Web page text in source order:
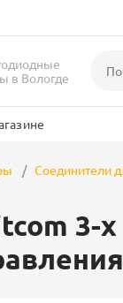
в Вологде
Соединители
3-